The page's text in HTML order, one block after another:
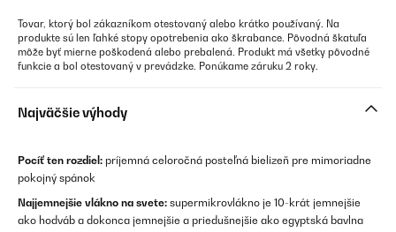
Tovar, ktorý bol zákazníkom otestovaný alebo krátko používaný. Na
produkte sú len ľahké stopy opotrebenia ako škrabance. Pôvodná škatuľa
môže byť mierne poškodená alebo prebalená. Produkt má všetky pôvodné
funkcie a bol otestovaný v prevádzke. Ponúkame záruku 2 roky.
Najväčšie výhody
Pocíť ten rozdiel: príjemná celoročná posteľná bielizeň pre mimoriadne
pokojný spánok
Najjemnejšie vlákno na svete: supermikrovlákno je 10-krát jemnejšie
ako hodváb a dokonca jemnejšie a priedušnejšie ako egyptská bavlna